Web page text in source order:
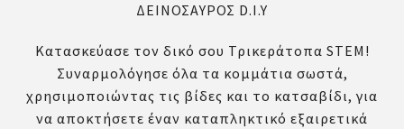
ΔΕΙΝΟΣΑΥΡΟΣ D.I.Y
Κατασκεύασε τον δικό σου Τρικεράτοπα STEM!
Συναρμολόγησε όλα τα κομμάτια σωστά,
χρησιμοποιώντας τις βίδες και το κατσαβίδι, για
να αποκτήσετε έναν καταπληκτικό εξαιρετικά